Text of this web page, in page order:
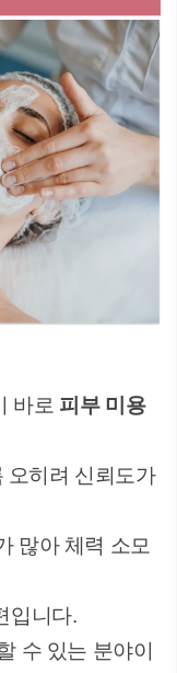
바로 피부 미용
오히려 신뢰도가
많아 체력 소모
입니다.
수 있는 분야이